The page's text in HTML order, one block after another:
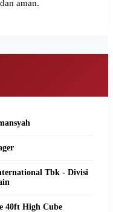
aman.
Tbk - Divisi
40ft High Cube